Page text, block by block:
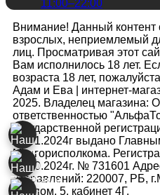
11:00–22:00
Внимание! Данный
взрослых, неприемлемый
лиц. Просматривая этот
Вам исполнилось 18 лет.
возраста 18 лет,
Адам и Ева | интернет-
2025. Владелец магазина:
ответственностью
государственной
26.01.2024г выдано
Мингорисполкома.
25.10.2024г. № 731601
отправлений: 220007, РБ,
119 пом. 5, кабинет 4Г.